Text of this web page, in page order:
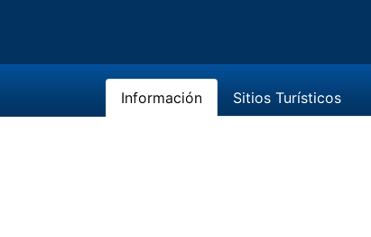
Información Sitios Turísticos